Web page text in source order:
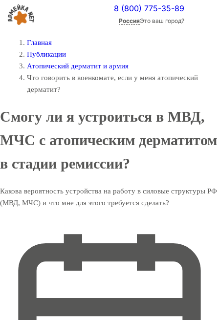
8 (800) 775-35-89
РоссияЭто ваш город?
Главная
Публикации
Атопический дерматит и армия
Что говорить в военкомате, если у меня атопический
дерматит?
Смогу ли я устроиться в МВД,
МЧС с атопическим дерматитом
в стадии ремиссии?
Какова вероятность устройства на работу в силовые структуры РФ
(МВД, МЧС) и что мне для этого требуется сделать?